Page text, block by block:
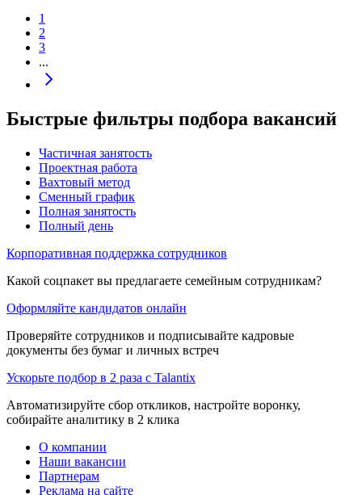
1
2
3
...
Быстрые фильтры подбора вакансий
Частичная занятость
Проектная работа
Вахтовый метод
Сменный график
Полная занятость
Полный день
Корпоративная поддержка сотрудников
Какой соцпакет вы предлагаете семейным сотрудникам?
Оформляйте кандидатов онлайн
Проверяйте сотрудников и подписывайте кадровые
документы без бумаг и личных встреч
Ускорьте подбор в 2 раза с Talantix
Автоматизируйте сбор откликов, настройте воронку,
собирайте аналитику в 2 клика
О компании
Наши вакансии
Партнерам
Реклама на сайте